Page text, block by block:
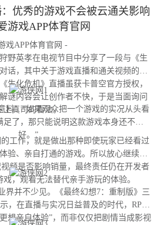
优秀的游戏不会被云通关影响
游戏APP体育官网
戏APP体育官网 -
英孝在电视节目中分享了一段与《生
话，其中关于游戏直播和通关视频的看
生化危机》直播虽获卡普空官方授权，
谜内容会让创作者不快，于是当面询问
上真司的看法。
：“如果观众把一个游戏的实况从头看
了，那只能说明这款游戏本身还不够
好。”
作，就是做出那种即使玩家已经看过
验、亲自打通的游戏。所以放心继续直
频是否影响销量，最终责任仍在开发者
，观看无法替代亲手游玩的体验。
并不少见。《最终幻想7：重制版》三
，在直播与实况日益普及的时代，RPG
想亲自体验”，而非仅仅把剧情当成影视